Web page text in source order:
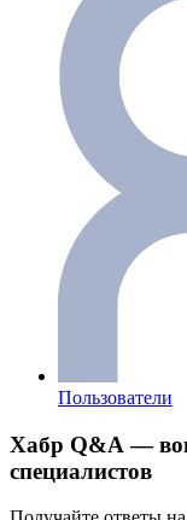
Пользователи
Хабр Q&A —
специалистов